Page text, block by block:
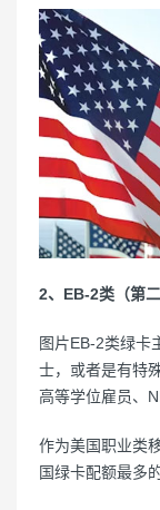
2、EB-2类（第
图片EB-2类绿卡
士，或者是有特
高等学位雇员、
作为美国职业类
国绿卡配额最多